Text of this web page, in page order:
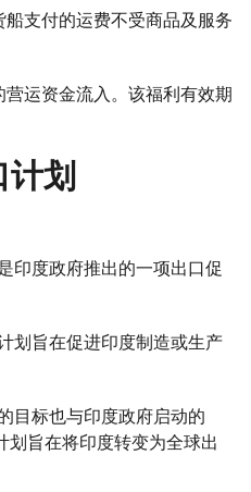
支付的运费不受商品及服务
运资金流入。该福利有效期
计划
印度政府推出的一项出口促
划旨在促进印度制造或生产
目标也与印度政府启动的
划旨在将印度转变为全球出